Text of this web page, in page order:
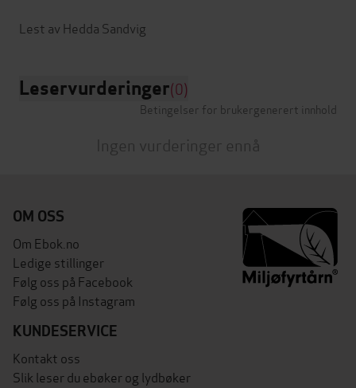
Leservurderinger(0)
Betingelser for brukergenerert innhold
Ingen vurderinger ennå
OM OSS
Om Ebok.no
Ledige stillinger
Følg oss på Facebook
Følg oss på Instagram
KUNDESERVICE
Kontakt oss
Slik leser du ebøker og lydbøker